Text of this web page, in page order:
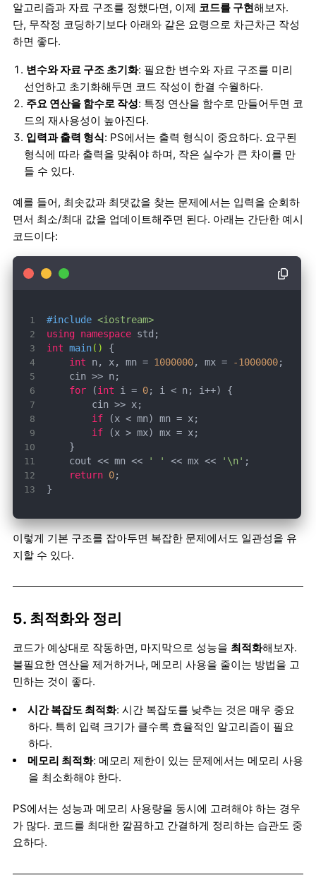
알고리즘과 자료 구조를 정했다면, 이제 코드를 구현해보자.
단, 무작정 코딩하기보다 아래와 같은 요령으로 차근차근 작성
하면 좋다.
변수와 자료 구조 초기화: 필요한 변수와 자료 구조를 미리
선언하고 초기화해두면 코드 작성이 한결 수월하다.
주요 연산을 함수로 작성: 특정 연산을 함수로 만들어두면 코
드의 재사용성이 높아진다.
입력과 출력 형식: PS에서는 출력 형식이 중요하다. 요구된
형식에 따라 출력을 맞춰야 하며, 작은 실수가 큰 차이를 만
들 수 있다.
예를 들어, 최솟값과 최댓값을 찾는 문제에서는 입력을 순회하
면서 최소/최대 값을 업데이트해주면 된다. 아래는 간단한 예시
코드이다:
#include <iostream>
using namespace
int main()
int n, x, mn = 1000000, mx = -1000000
for (int i = 0
if
if
    cout << mn <<
' ' << mx << '\n'
return 0
}
이렇게 기본 구조를 잡아두면 복잡한 문제에서도 일관성을 유
지할 수 있다.
5. 최적화와 정리
코드가 예상대로 작동하면, 마지막으로 성능을 최적화해보자.
불필요한 연산을 제거하거나, 메모리 사용을 줄이는 방법을 고
민하는 것이 좋다.
시간 복잡도 최적화: 시간 복잡도를 낮추는 것은 매우 중요
하다. 특히 입력 크기가 클수록 효율적인 알고리즘이 필요
하다.
메모리 최적화: 메모리 제한이 있는 문제에서는 메모리 사용
을 최소화해야 한다.
PS에서는 성능과 메모리 사용량을 동시에 고려해야 하는 경우
가 많다. 코드를 최대한 깔끔하고 간결하게 정리하는 습관도 중
요하다.